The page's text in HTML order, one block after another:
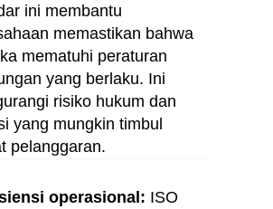
ini membantu
memastikan bahwa
mematuhi peraturan
yang berlaku. Ini
risiko hukum dan
yang mungkin timbul
pelanggaran.
operasional: ISO